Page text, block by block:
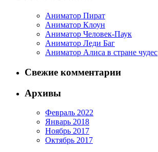
Аниматор Пират
Аниматор Клоун
Аниматор Человек-Паук
Аниматор Леди Баг
Аниматор Алиса в стране чудес
Свежие комментарии
Архивы
Февраль 2022
Январь 2018
Ноябрь 2017
Октябрь 2017